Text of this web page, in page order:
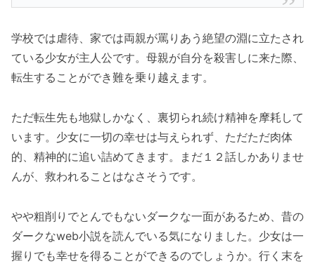
学校では虐待、家では両親が罵りあう絶望の淵に立たされ
ている少女が主人公です。母親が自分を殺害しに来た際、
転生することができ難を乗り越えます。
ただ転生先も地獄しかなく、裏切られ続け精神を摩耗して
います。少女に一切の幸せは与えられず、ただただ肉体
的、精神的に追い詰めてきます。まだ１２話しかありませ
んが、救われることはなさそうです。
やや粗削りでとんでもないダークな一面があるため、昔の
ダークなweb小説を読んでいる気になりました。少女は一
握りでも幸せを得ることができるのでしょうか。行く末を